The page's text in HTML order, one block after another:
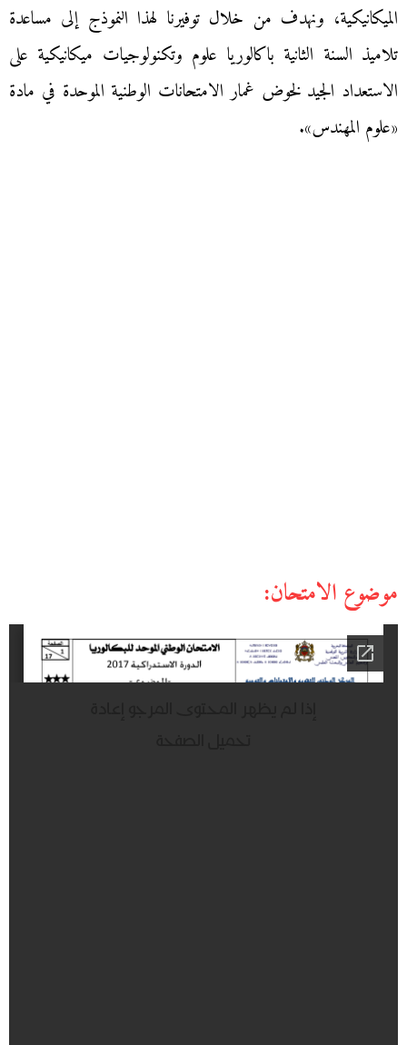
الميكانيكية، ونهدف من خلال توفيرنا لهذا النموذج إلى مساعدة
تلاميذ السنة الثانية باكالوريا علوم وتكنولوجيات ميكانيكية على
الاستعداد الجيد لخوض غمار الامتحانات الوطنية الموحدة في مادة
«علوم المهندس».
موضوع الامتحان: